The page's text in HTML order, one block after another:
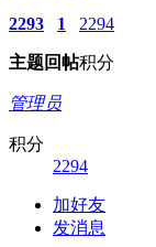
2293
主题
1
回帖
2294
积分
管理员
积分
2294
加好友
发消息